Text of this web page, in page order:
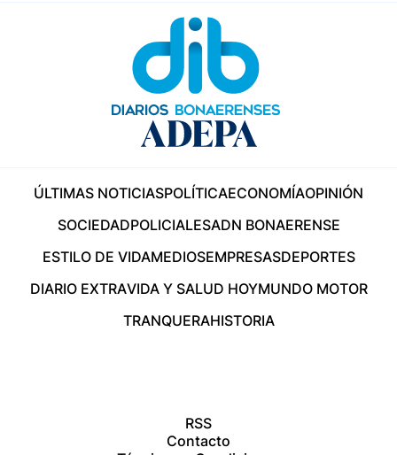
ÚLTIMAS NOTICIASPOLÍTICAECONOMÍAOPINIÓN
SOCIEDADPOLICIALESADN BONAERENSE
ESTILO DE VIDAMEDIOSEMPRESASDEPORTES
DIARIO EXTRAVIDA Y SALUD HOYMUNDO MOTOR
TRANQUERAHISTORIA
RSS
Contacto